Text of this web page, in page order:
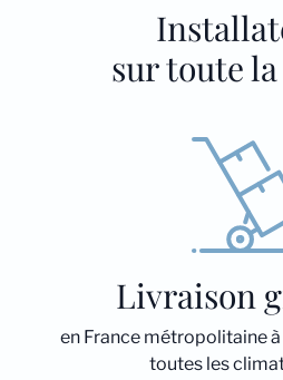
sur toute
Livraison
en France métropolitaine
toutes les